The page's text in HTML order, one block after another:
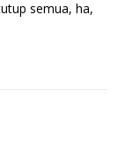
semua, ha,